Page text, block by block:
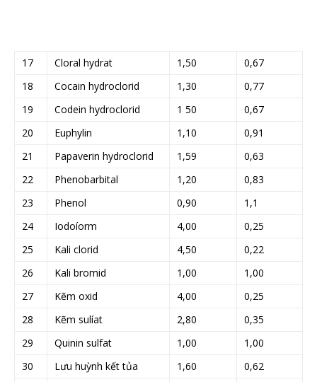
17 Cloral hydrat 1,50
0,67
18
Cocain hydroclorid 1,30
0,77
19
Codein hydroclorid 1 50
0,67
20
Euphylin 1,10
0,91
21
Papaverin hydroclorid 1,59
0,63
22
Phenobarbital 1,20
0,83
23
Phenol 0,90
1,1
24
Iodoíorm 4,00
0,25
25
Kali clorid 4,50
0,22
26
Kali bromid 1,00
1,00
27
Kẽm oxid 4,00
0,25
28
Kẽm sulíat 2,80
0,35
29
Quinin sulfat 1,00
1,00
30
Lưu huỳnh kết tủa 1,60
0,62